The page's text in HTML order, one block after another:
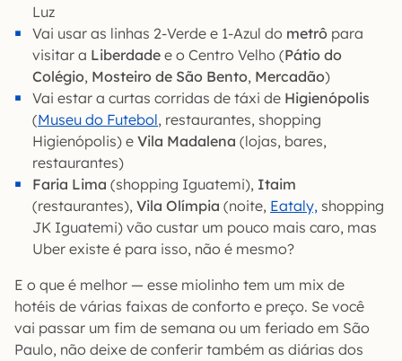
Luz
Vai usar as linhas 2-Verde e 1-Azul do metrô para
visitar a Liberdade e o Centro Velho (Pátio do
Colégio, Mosteiro de São Bento, Mercadão)
Vai estar a curtas corridas de táxi de Higienópolis
(Museu do Futebol, restaurantes, shopping
Higienópolis) e Vila Madalena (lojas, bares,
restaurantes)
Faria Lima (shopping Iguatemi), Itaim
(restaurantes), Vila Olímpia (noite, Eataly, shopping
JK Iguatemi) vão custar um pouco mais caro, mas
Uber existe é para isso, não é mesmo?
E o que é melhor — esse miolinho tem um mix de
hotéis de várias faixas de conforto e preço. Se você
vai passar um fim de semana ou um feriado em São
Paulo, não deixe de conferir também as diárias dos